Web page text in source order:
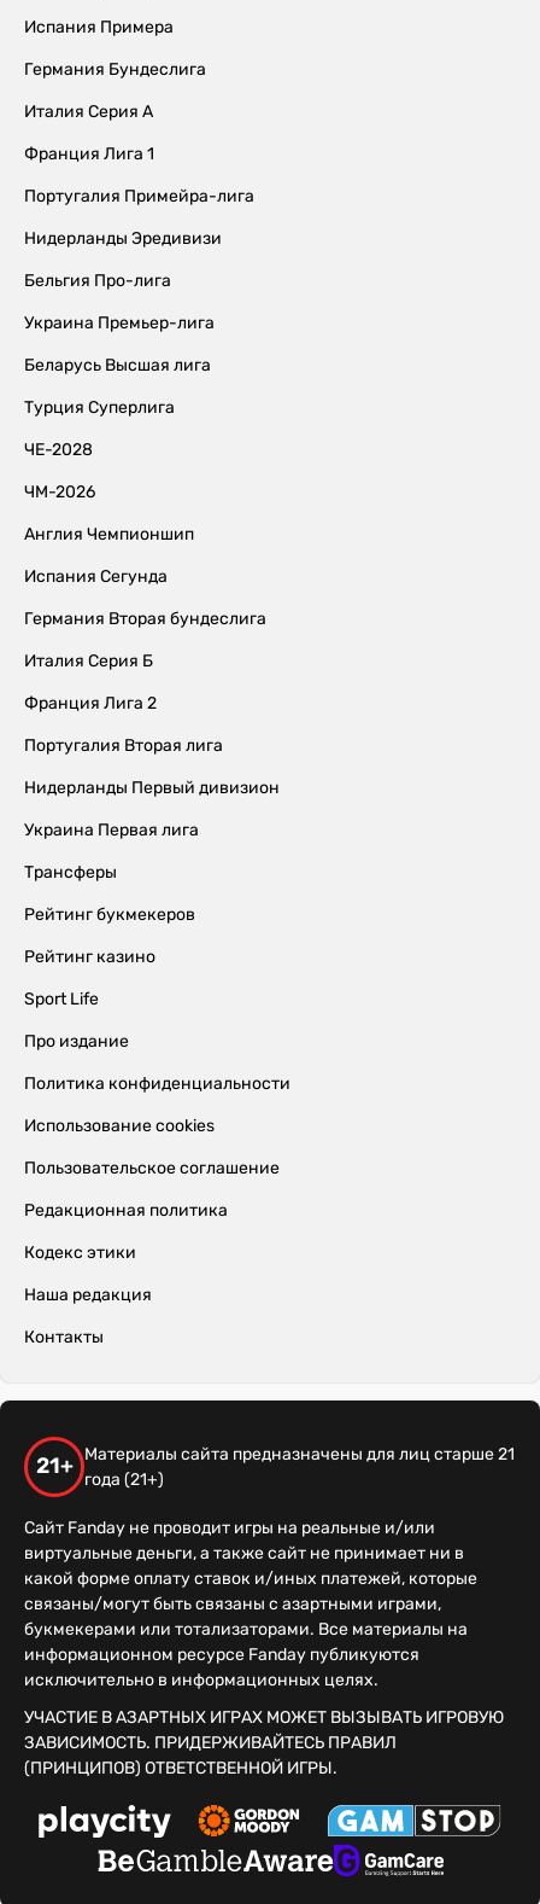
Испания Примера
Германия Бундеслига
Италия Серия А
Франция Лига 1
Португалия Примейра-лига
Нидерланды Эредивизи
Бельгия Про-лига
Украина Премьер-лига
Беларусь Высшая лига
Турция Суперлига
ЧЕ-2028
ЧМ-2026
Англия Чемпионшип
Испания Сегунда
Германия Вторая бундеслига
Италия Серия Б
Франция Лига 2
Португалия Вторая лига
Нидерланды Первый дивизион
Украина Первая лига
Трансферы
Рейтинг букмекеров
Рейтинг казино
Sport Life
Про издание
Политика конфиденциальности
Использование cookies
Пользовательское соглашение
Редакционная политика
Кодекс этики
Наша редакция
Контакты
21+
Материалы сайта предназначены для лиц старше 21
года (21+)
Сайт Fanday не проводит игры на реальные и/или
виртуальные деньги, а также сайт не принимает ни в
какой форме оплату ставок и/иных платежей, которые
связаны/могут быть связаны с азартными играми,
букмекерами или тотализаторами. Все материалы на
информационном ресурсе Fanday публикуются
исключительно в информационных целях.
УЧАСТИЕ В АЗАРТНЫХ ИГРАХ МОЖЕТ ВЫЗЫВАТЬ ИГРОВУЮ
ЗАВИСИМОСТЬ. ПРИДЕРЖИВАЙТЕСЬ ПРАВИЛ
(ПРИНЦИПОВ) ОТВЕТСТВЕННОЙ ИГРЫ.